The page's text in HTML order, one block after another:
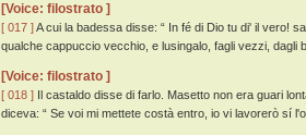
[Voice: filostrato ]
[ 017 ]A cui la badessa disse: “ In fé di Dio tu di' il vero!
qualche cappuccio vecchio, e lusingalo, fagli vezzi, dagli
[Voice: filostrato ]
[ 018 ] Il castaldo disse di farlo. Masetto non era guari
diceva: “ Se voi mi mettete costà entro, io vi lavorerò sí